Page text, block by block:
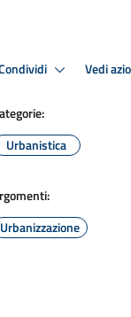
Vedi
Urbanistica
Urbanizzazione